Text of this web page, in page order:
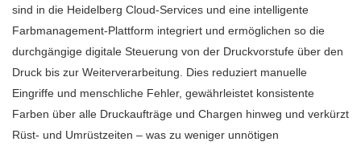
sind in die Heidelberg Cloud-Services und eine intelligente
Farbmanagement-Plattform integriert und ermöglichen so die
durchgängige digitale Steuerung von der Druckvorstufe über den
Druck bis zur Weiterverarbeitung. Dies reduziert manuelle
Eingriffe und menschliche Fehler, gewährleistet konsistente
Farben über alle Druckaufträge und Chargen hinweg und verkürzt
Rüst- und Umrüstzeiten – was zu weniger unnötigen